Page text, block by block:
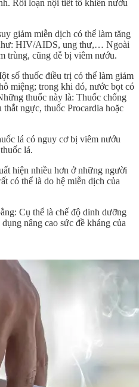
Rối loạn nội tiết tố khiến nướu
giảm miễn dịch có thể làm tăng
HIV/AIDS, ung thư,… Ngoài
trùng, cũng dễ bị viêm nướu.
số thuốc điều trị có thể làm giảm
miệng; trong khi đó, nước bọt có
thuốc này là: Thuốc chống
ngực, thuốc Procardia hoặc
lá có nguy cơ bị viêm nướu
lá.
hiện nhiều hơn ở những người
có thể là do hệ miễn dịch của
Cụ thể là chế độ dinh dưỡng
nâng cao sức đề kháng của